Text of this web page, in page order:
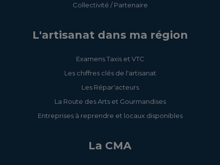
Collectivité / Partenaire
L'artisanat dans ma région
Examens Taxis et VTC
Les chiffres clés de l'artisanat
Les Répar'acteurs
La Route des Arts et Gourmandises
Entreprises à reprendre et locaux disponibles
La CMA